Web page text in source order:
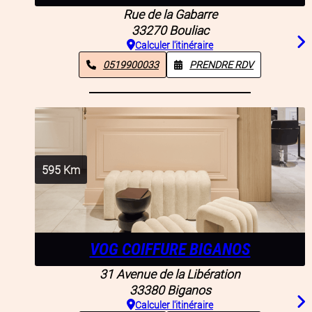
Rue de la Gabarre
33270 Bouliac
Calculer l'itinéraire
0519900033
PRENDRE RDV
595 Km
VOG COIFFURE BIGANOS
31 Avenue de la Libération
33380 Biganos
Calculer l'itinéraire